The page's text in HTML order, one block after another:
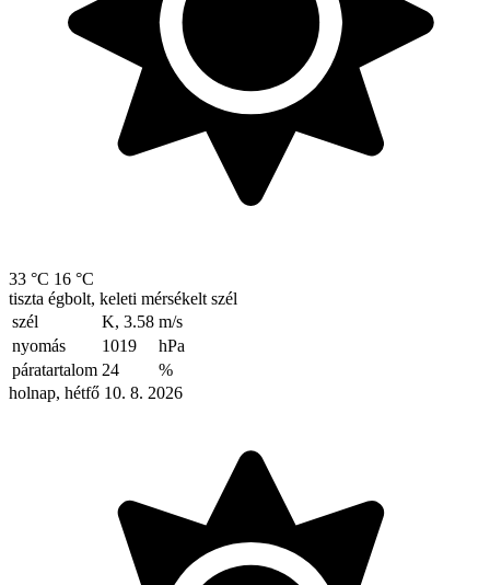
33 °C 16 °C
tiszta égbolt, keleti mérsékelt szél
szél
K, 3.58 m/s
nyomás
1019
hPa
páratartalom 24
%
holnap, hétfő 10. 8. 2026